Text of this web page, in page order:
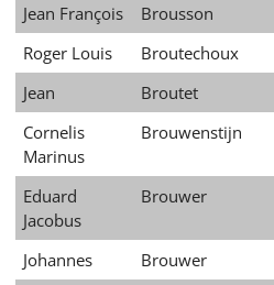
Jean François
Brousson
Roger Louis
Broutechoux
Jean
Broutet
Cornelis
Marinus
Brouwenstijn
Eduard
Jacobus
Brouwer
Johannes Brouwer